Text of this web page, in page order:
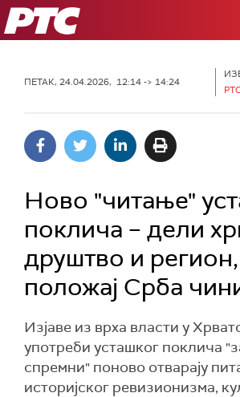
РТС
ПЕТАК, 24.04.2026, 12:14 -> 14:24
Ново "читање"
поклича – дели
друштво и регион,
положај Срба
Изјаве из врха власти у
употреби усташког поклича
спремни" поново отварају
историјског ревизионизма,